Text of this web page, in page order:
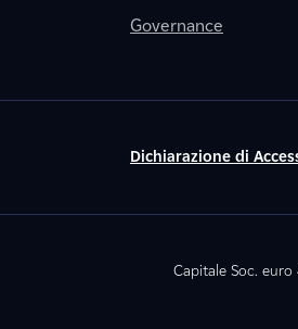
Governance
Dichiarazione di
Capitale Soc. euro